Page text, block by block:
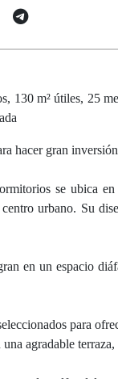
130 m² útiles, 25
hacer gran
se ubica
urbano. Su
en un espacio
para
agradable